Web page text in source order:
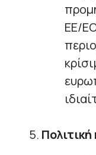
ΕΕ/
5.